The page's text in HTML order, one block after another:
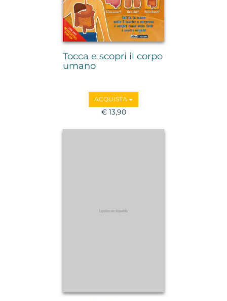
Tocca e scopri il corpo
umano
ACQUISTA
€ 13,90